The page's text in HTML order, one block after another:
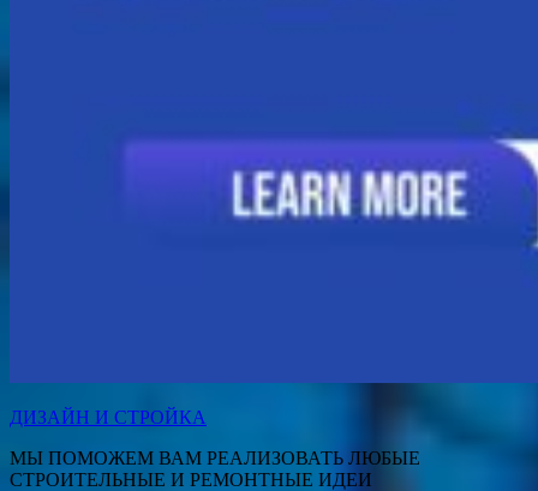
ДИЗАЙН И СТРОЙКА
МЫ ПОМОЖЕМ ВАМ РЕАЛИЗОВАТЬ ЛЮБЫЕ
СТРОИТЕЛЬНЫЕ И РЕМОНТНЫЕ ИДЕИ